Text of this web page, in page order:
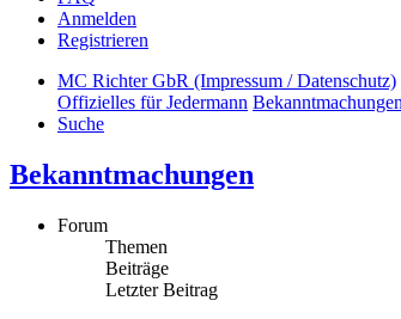
Anmelden
Registrieren
MC Richter GbR (Impressum / Datenschutz)
Offizielles für Jedermann
Suche
Bekanntmachungen
Forum
Themen
Beiträge
Letzter Beitrag